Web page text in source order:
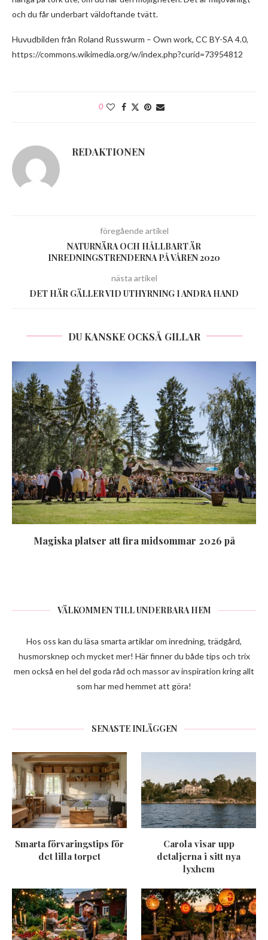
och du får underbart väldoftande tvätt.
Huvudbilden från Roland Russwurm – Own work, CC BY-SA 4.0,
https://commons.wikimedia.org/w/index.php?curid=73954812
0
REDAKTIONEN
föregående artikel
NATURNÄRA OCH HÅLLBART ÄR
INREDNINGSTRENDERNA PÅ VÅREN 2020
nästa artikel
DET HÄR GÄLLER VID UTHYRNING I ANDRA HAND
DU KANSKE OCKSÅ GILLAR
Magiska platser att fira midsommar 2026 på
VÄLKOMMEN TILL UNDERBARA HEM
Hos oss kan du läsa smarta artiklar om inredning, trädgård,
husmorsknep och mycket mer! Här finner du både tips och trix
men också en hel del goda råd och massor av inspiration kring allt
som har med hemmet att göra!
SENASTE INLÄGGEN
Smarta förvaringstips för
det lilla torpet
Carola visar upp
detaljerna i sitt nya
lyxhem